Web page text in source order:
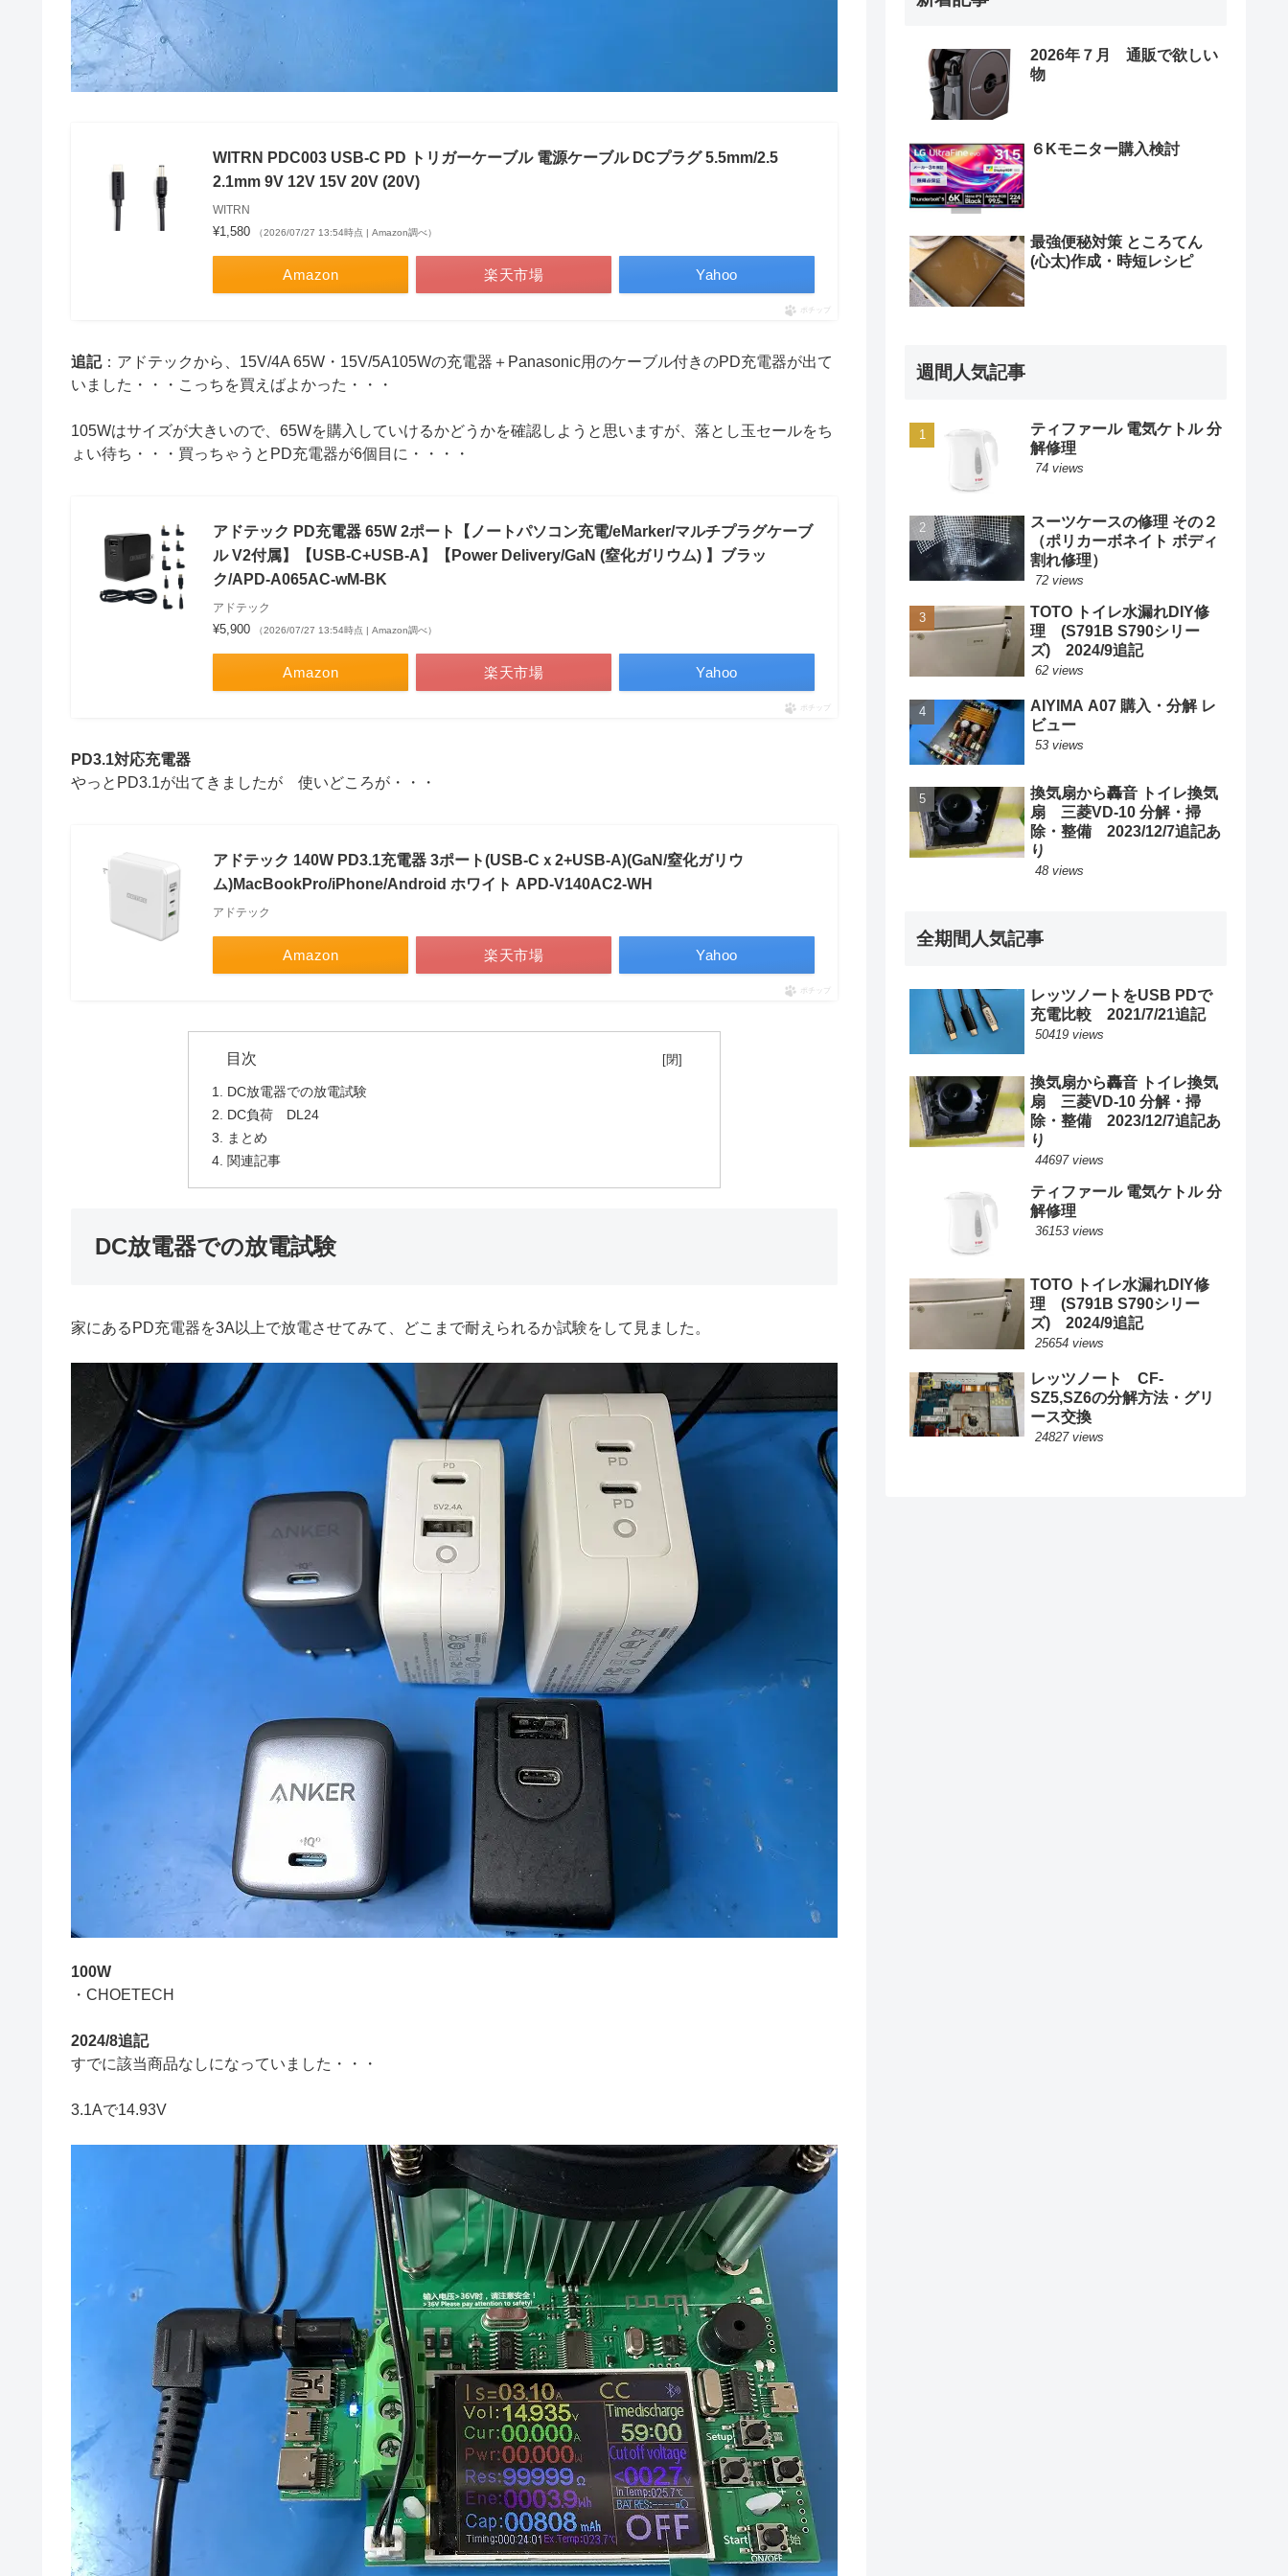
WITRN PDC003 USB-C PD トリガーケーブル 電源ケーブル DCプラグ 5.5mm/2.5
2.1mm 9V 12V 15V 20V (20V)
WITRN
¥1,580 （2026/07/27 13:54時点 | Amazon調べ）
Amazon 楽天市場 Yahoo
ポチップ
追記：アドテックから、15V/4A 65W・15V/5A105Wの充電器＋Panasonic用のケーブル付きのPD充電器が出て
いました・・・こっちを買えばよかった・・・
105Wはサイズが大きいので、65Wを購入していけるかどうかを確認しようと思いますが、落とし玉セールをち
ょい待ち・・・買っちゃうとPD充電器が6個目に・・・・
アドテック PD充電器 65W 2ポート【ノートパソコン充電/eMarker/マルチプラグケーブ
ル V2付属】【USB-C+USB-A】【Power Delivery/GaN (窒化ガリウム) 】ブラッ
ク/APD-A065AC-wM-BK
アドテック
¥5,900 （2026/07/27 13:54時点 | Amazon調べ）
Amazon 楽天市場 Yahoo
ポチップ
PD3.1対応充電器
やっとPD3.1が出てきましたが 使いどころが・・・
アドテック 140W PD3.1充電器 3ポート(USB-Cｘ2+USB-A)(GaN/窒化ガリウ
ム)MacBookPro/iPhone/Android ホワイト APD-V140AC2-WH
アドテック
Amazon 楽天市場 Yahoo
ポチップ
目次
DC放電器での放電試験
DC負荷 DL24
まとめ
関連記事
DC放電器での放電試験
家にあるPD充電器を3A以上で放電させてみて、どこまで耐えられるか試験をして見ました。
100W
・CHOETECH
2024/8追記
すでに該当商品なしになっていました・・・
3.1Aで14.93V
2026年７月 通販で欲しい
物
６Kモニター購入検討
最強便秘対策 ところてん
(心太)作成・時短レシピ
週間人気記事
ティファール 電気ケトル 分
解修理
74 views
スーツケースの修理 その２
（ポリカーボネイト ボディ
割れ修理）
72 views
TOTO トイレ水漏れDIY修
理 (S791B S790シリー
ズ) 2024/9追記
62 views
AIYIMA A07 購入・分解 レ
ビュー
53 views
換気扇から轟音 トイレ換気
扇 三菱VD-10 分解・掃
除・整備 2023/12/7追記あ
り
48 views
全期間人気記事
レッツノートをUSB PDで
充電比較 2021/7/21追記
50419 views
換気扇から轟音 トイレ換気
扇 三菱VD-10 分解・掃
除・整備 2023/12/7追記あ
り
44697 views
ティファール 電気ケトル 分
解修理
36153 views
TOTO トイレ水漏れDIY修
理 (S791B S790シリー
ズ) 2024/9追記
25654 views
レッツノート CF-
SZ5,SZ6の分解方法・グリ
ース交換
24827 views